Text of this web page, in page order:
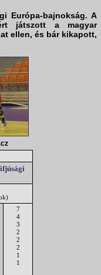
Európa-bajnokság. A
játszott a magyar
ellen, és bár kikapott,
7
4
3
2
2
2
1
1